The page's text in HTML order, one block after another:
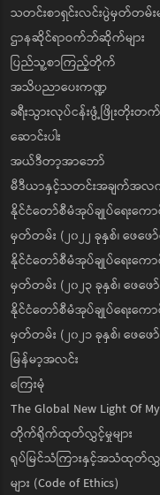
သတင်းစာရှင်းလင်းပွဲမှတ်တမ်းမ
ဌာနဆိုင်ရာဝက်ဘ်ဆိုက်များ
ပြည်သူ့စာကြည့်တိုက်
အသိပညာပေးကဏ္ဍ
ခရီးသွားလုပ်ငန်းဖွံ့ဖြိုးတိုးတ
ဆောင်းပါး
အယ်ဒီတာ့အာဘော်
မီဒီယာနှင့်သတင်းအချက်အ
နိုင်ငံတော်စီမံအုပ်ချုပ်ရေးက
မှတ်တမ်း (၂၀၂၂ ခုနှစ်၊ ဖေဖေ
နိုင်ငံတော်စီမံအုပ်ချုပ်ရေးက
မှတ်တမ်း (၂၀၂၃ ခုနှစ်၊ ဖေဖေ
နိုင်ငံတော်စီမံအုပ်ချုပ်ရေး
မှတ်တမ်း (၂၀၂၁ ခုနှစ်၊ ဖေဖေ
မြန်မာ့အလင်း
ကြေးမုံ
The Global New Light Of
တိုက်ရိုက်ထုတ်လွှင့်မှုများ
ရုပ်မြင်သံကြားနှင့်အသံထုတ်လွှ
များ (Code of Ethics)